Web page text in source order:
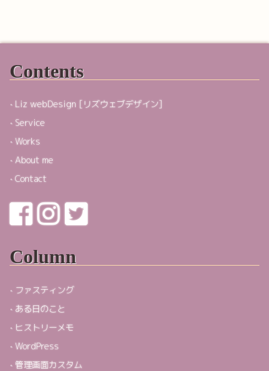
Contents
Liz webDesign [リズウェブデザイン]
Service
Works
About me
Contact
Column
ファスティング
ある日のこと
ヒストリーメモ
WordPress
管理画面カスタム